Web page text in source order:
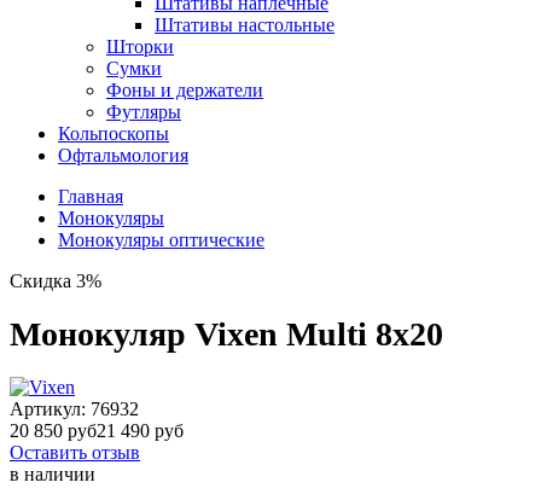
Штативы настольные
Шторки
Сумки
Фоны и держатели
Футляры
Кольпоскопы
Офтальмология
Главная
Монокуляры
Монокуляры оптические
Скидка 3%
Монокуляр Vixen Multi 8x20
Артикул: 76932
20 850 руб21 490 руб
Оставить отзыв
в наличии